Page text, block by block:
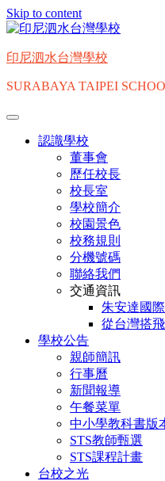
Skip to content
印尼泗水台灣學校
SURABAYA TAIPEI
認識學校
董事會
歷任校長
校長室
學校簡介
校園景色
校務規則
分機號碼
聯絡我們
交通資訊
朱安達國
從台灣搭
學校公告
親師簡訊
行事曆
新聞報導
午餐菜單
中小學教科書版
STS教師甄選
STS課程計畫
台校之光